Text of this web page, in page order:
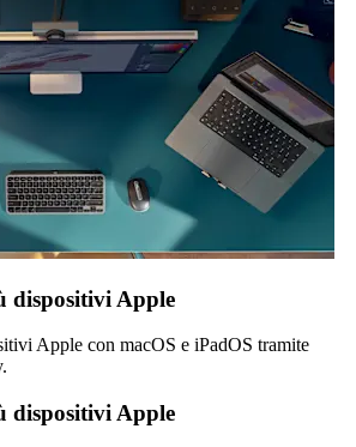
dispositivi Apple
Apple con macOS e iPadOS tramite
dispositivi Apple